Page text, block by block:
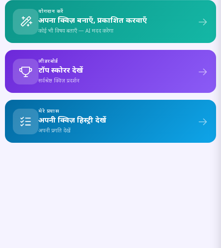
योगदान करें
अपना क्विज़ बनाएँ, प्रकाशित करवाएँ
कोई भी विषय बताएँ — AI मदद करेगा
लीडरबोर्ड
टॉप स्कोरर देखें
सर्वश्रेष्ठ क्विज़ प्रदर्शन
मेरे प्रयास
अपनी क्विज़ हिस्ट्री देखें
अपनी प्रगति देखें